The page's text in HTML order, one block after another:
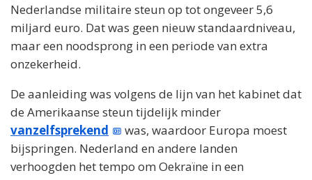
Nederlandse militaire steun op tot ongeveer 5,6
miljard euro. Dat was geen nieuw standaardniveau,
maar een noodsprong in een periode van extra
onzekerheid.
De aanleiding was volgens de lijn van het kabinet dat
de Amerikaanse steun tijdelijk minder
vanzelfsprekend
was, waardoor Europa moest
bijspringen. Nederland en andere landen
verhoogden het tempo om Oekraïne in een